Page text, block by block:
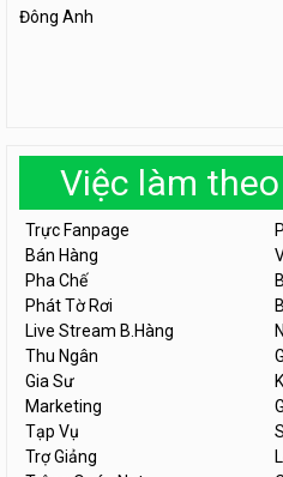
Đông Anh
Việc làm
Trực Fanpage
Bán Hàng
Pha Chế
Phát Tờ Rơi
Live Stream B.Hàng
Thu Ngân
Gia Sư
Marketing
Tạp Vụ
Trợ Giảng